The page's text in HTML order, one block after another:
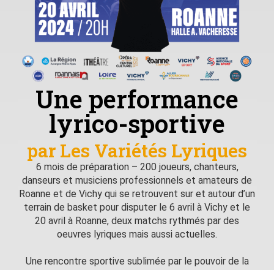
Une performance
lyrico-sportive
par Les Variétés Lyriques
6 mois de préparation – 200 joueurs, chanteurs,
danseurs et musiciens professionnels et amateurs de
Roanne et de Vichy qui se retrouvent sur et autour d’un
terrain de basket pour disputer le 6 avril à Vichy et le
20 avril à Roanne, deux matchs rythmés par des
oeuvres lyriques mais aussi actuelles.
Une rencontre sportive sublimée par le pouvoir de la